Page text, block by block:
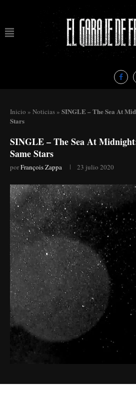
Inicio » Noticias » SINGLE – The Sea At
Stars
SINGLE – The Sea At
Same Stars
porFrançois Zappa 23 julio 2020